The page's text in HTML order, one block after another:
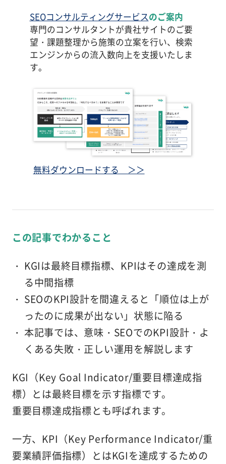
SEOコンサルティングサービスのご案内
専門のコンサルタントが貴社サイトのご要
望・課題整理から施策の立案を行い、検索
エンジンからの流入数向上を支援いたしま
す。
無料ダウンロードする ＞＞
この記事でわかること
KGIは最終目標指標、KPIはその達成を測
る中間指標
SEOのKPI設計を間違えると「順位は上が
ったのに成果が出ない」状態に陥る
本記事では、意味・SEOでのKPI設計・よ
くある失敗・正しい運用を解説します
KGI（Key Goal Indicator/重要目標達成指
標）とは最終目標を示す指標です。
重要目標達成指標とも呼ばれます。
一方、KPI（Key Performance Indicator/重
要業績評価指標）とはKGIを達成するための